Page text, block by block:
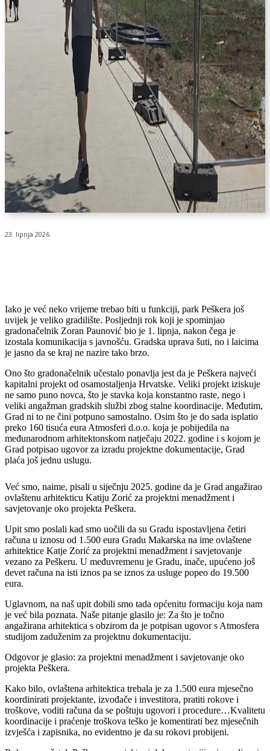
23. lipnja 2026.
Iako je već neko vrijeme trebao biti u funkciji, park Peškera još
uvijek je veliko gradilište. Posljednji rok koji je spominjao
gradonačelnik Zoran Paunović bio je 1. lipnja, nakon čega je
izostala komunikacija s javnošću. Gradska uprava šuti, no i laicima
je jasno da se kraj ne nazire tako brzo.
Ono što gradonačelnik učestalo ponavlja jest da je Peškera najveći
kapitalni projekt od osamostaljenja Hrvatske. Veliki projekt iziskuje
ne samo puno novca, što je stavka koja konstantno raste, nego i
veliki angažman gradskih službi zbog stalne koordinacije. Međutim,
Grad ni to ne čini potpuno samostalno. Osim što je do sada isplatio
preko 160 tisuća eura Atmosferi d.o.o. koja je pobijedila na
međunarodnom arhitektonskom natječaju 2022. godine i s kojom je
Grad potpisao ugovor za izradu projektne dokumentacije, Grad
plaća još jednu uslugu.
Već smo, naime, pisali u siječnju 2025. godine da je Grad angažirao
ovlaštenu arhitekticu Katiju Zorić za projektni menadžment i
savjetovanje oko projekta Peškera.
Upit smo poslali kad smo uočili da su Gradu ispostavljena četiri
računa u iznosu od 1.500 eura Gradu Makarska na ime ovlaštene
arhitektice Katje Zorić za projektni menadžment i savjetovanje
vezano za Peškeru. U međuvremenu je Gradu, inače, upućeno još
devet računa na isti iznos pa se iznos za usluge popeo do 19.500
eura.
Uglavnom, na naš upit dobili smo tada općenitu formaciju koja nam
je već bila poznata. Naše pitanje glasilo je: Za što je točno
angažirana arhitektica s obzirom da je potpisan ugovor s Atmosfera
studijom zaduženim za projektnu dokumentaciju.
Odgovor je glasio: za projektni menadžment i savjetovanje oko
projekta Peškera.
Kako bilo, ovlaštena arhitektica trebala je za 1.500 eura mjesečno
koordinirati projektante, izvođače i investitora, pratiti rokove i
troškove, voditi računa da se poštuju ugovori i procedure…Kvalitetu
koordinacije i praćenje troškova teško je komentirati bez mjesečnih
izvješća i zapisnika, no evidentno je da su rokovi probijeni.